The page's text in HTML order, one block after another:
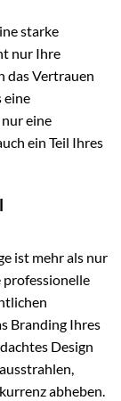
starke
nur Ihre
das Vertrauen
eine
eine
ein Teil Ihres
ist mehr als nur
professionelle
Branding Ihres
Design
abheben.